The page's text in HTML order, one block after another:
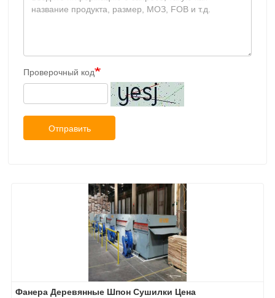
Проверочный код
Отправить
Фанера Деревянные Шпон Сушилки Цена